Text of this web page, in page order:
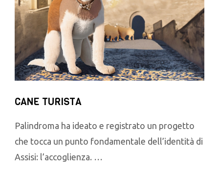
CANE TURISTA
Palindroma ha ideato e registrato un progetto
che tocca un punto fondamentale dell’identità di
Assisi: l’accoglienza. …